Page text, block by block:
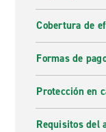
Cobertura de
Formas de
Protección en
Requisitos del